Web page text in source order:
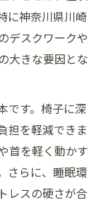
に神奈川県川崎
デスクワークや
大きな要因とな
です。椅子に深
担を軽減できま
首を軽く動かす
さらに、睡眠環
レスの硬さが合